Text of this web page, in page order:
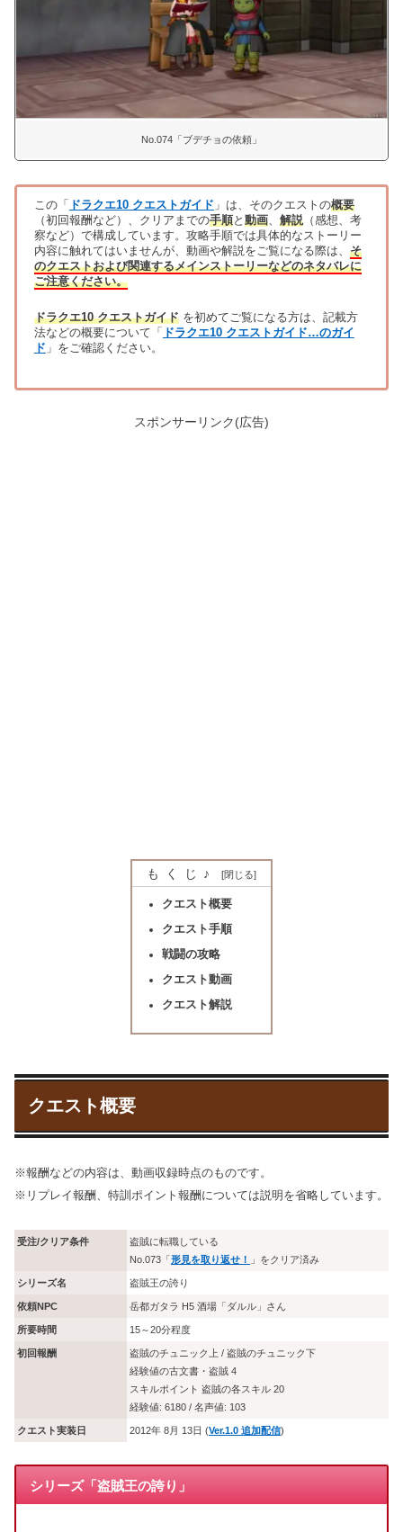
No.074「ブデチョの依頼」
この「 ドラクエ10 クエストガイド 」は、そのクエストの概要
（初回報酬など）、クリアまでの手順と 動画、 解説（感想、考
察など）で構成しています。攻略手順では具体的なストーリー
内容に触れてはいませんが、動画や解説をご覧になる際は、 そ
のクエストおよび関連するメインストーリーなどのネタバレに
ご注意ください。
ドラクエ10 クエストガイドを初めてご覧になる方は、記載方
法などの概要について「
ドラクエ10 クエストガイド…のガイ
ド 」をご確認ください。
スポンサーリンク(広告)
もくじ♪
クエスト概要
クエスト手順
戦闘の攻略
クエスト動画
クエスト解説
クエスト概要
※報酬などの内容は、動画収録時点のものです。
※リプレイ報酬、特訓ポイント報酬については説明を省略しています。
受注/クリア条件
盗賊に転職している
No.073「形見を取り返せ！ 」をクリア済み
シリーズ名 盗賊王の誇り
依頼NPC 岳都ガタラ H5 酒場「ダルル」さん
所要時間 15～20分程度
初回報酬
盗賊のチュニック上 / 盗賊のチュニック下
経験値の古文書・盗賊 4
スキルポイント 盗賊の各スキル 20
経験値: 6180 / 名声値: 103
クエスト実装日 2012年 8月 13日 (Ver.1.0 追加配信)
シリーズ「盗賊王の誇り」